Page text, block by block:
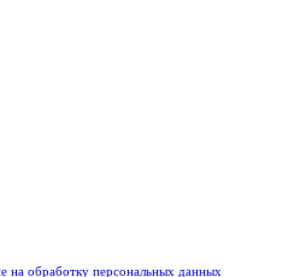
на обработку персональных данных